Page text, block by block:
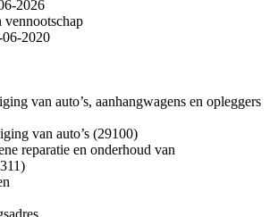
2026
vennootschap
2020
van auto’s, aanhangwagens en opleggers
van auto’s (29100)
reparatie en onderhoud van